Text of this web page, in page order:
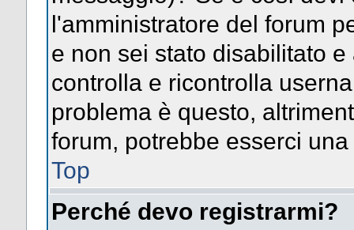
l'amministratore del forum
e non sei stato disabilitato
controlla e ricontrolla
problema è questo,
forum, potrebbe esserci
Top
Perché devo registrarmi?